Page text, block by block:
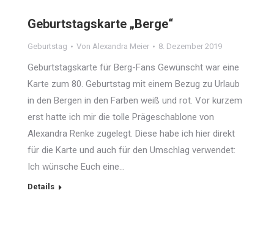
Geburtstagskarte „Berge“
Geburtstag Von Alexandra Meier 8. Dezember 2019
Geburtstagskarte für Berg-Fans Gewünscht war eine
Karte zum 80. Geburtstag mit einem Bezug zu Urlaub
in den Bergen in den Farben weiß und rot. Vor kurzem
erst hatte ich mir die tolle Prägeschablone von
Alexandra Renke zugelegt. Diese habe ich hier direkt
für die Karte und auch für den Umschlag verwendet:
Ich wünsche Euch eine…
Details